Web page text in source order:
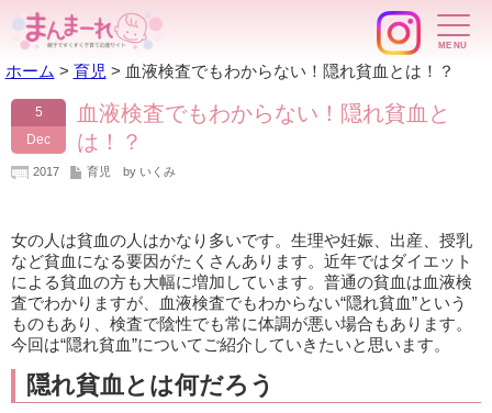
ホーム > 育児 > 血液検査でもわからない！隠れ貧血とは！？
5
Dec
血液検査でもわからない！隠れ貧血と
は！？
2017 育児 by いくみ
女の人は貧血の人はかなり多いです。生理や妊娠、出産、授乳
など貧血になる要因がたくさんあります。近年ではダイエット
による貧血の方も大幅に増加しています。普通の貧血は血液検
査でわかりますが、血液検査でもわからない“隠れ貧血”という
ものもあり、検査で陰性でも常に体調が悪い場合もあります。
今回は“隠れ貧血”についてご紹介していきたいと思います。
隠れ貧血とは何だろう